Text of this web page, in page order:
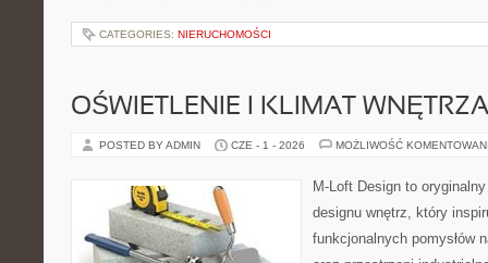
CATEGORIES: NIERUCHOMOŚCI
OŚWIETLENIE I KLIMAT WNĘTRZA
POSTED BY ADMIN CZE - 1 - 2026 MOŻLIWOŚĆ
M-Loft Design to
designu wnętrz, który
funkcjonalnych pomysłów